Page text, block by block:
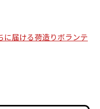
に届ける荷造りボランテ